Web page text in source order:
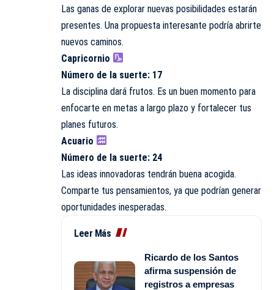
Las ganas de explorar nuevas posibilidades estarán
presentes. Una propuesta interesante podría abrirte
nuevos caminos.
Capricornio
Número de la suerte: 17
La disciplina dará frutos. Es un buen momento para
enfocarte en metas a largo plazo y fortalecer tus
planes futuros.
Acuario
Número de la suerte: 24
Las ideas innovadoras tendrán buena acogida.
Comparte tus pensamientos, ya que podrían generar
oportunidades inesperadas.
Leer Más
Ricardo de los Santos
afirma suspensión de
registros a empresas